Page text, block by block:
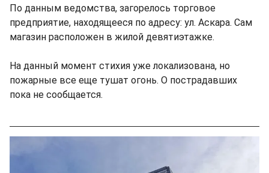
По данным ведомства, загорелось торговое
предприятие, находящееся по адресу: ул. Аскара. Сам
магазин расположен в жилой девятиэтажке.
На данный момент стихия уже локализована, но
пожарные все еще тушат огонь. О пострадавших
пока не сообщается.